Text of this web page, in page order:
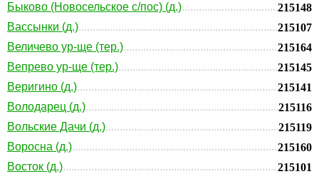
Быково (Новосельское с/пос) (д.)
215148
Вассынки (д.)
215107
Величево ур-ще (тер.)
215164
Вепрево ур-ще (тер.)
215145
Веригино (д.)
215141
Володарец (д.)
215116
Вольские Дачи (д.)
215119
Воросна (д.)
215160
Восток (д.)
215101